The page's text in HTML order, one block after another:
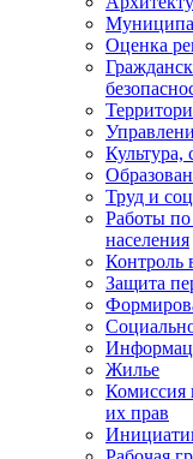
Оценка
Культура,
Труд и
Работы
населения
Контроль
Защита
Жилье
Комиссия
их прав